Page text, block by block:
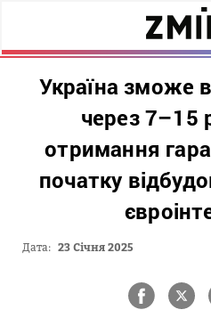
Україна зможе
через 7–15
отримання
початку
Дата: 23 Січня 2025